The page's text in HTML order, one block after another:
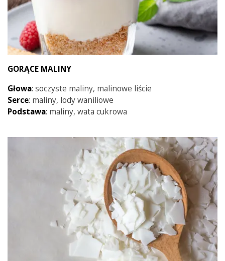
GORĄCE MALINY
Głowa: soczyste maliny, malinowe liście
Serce: maliny, lody waniliowe
Podstawa: maliny, wata cukrowa